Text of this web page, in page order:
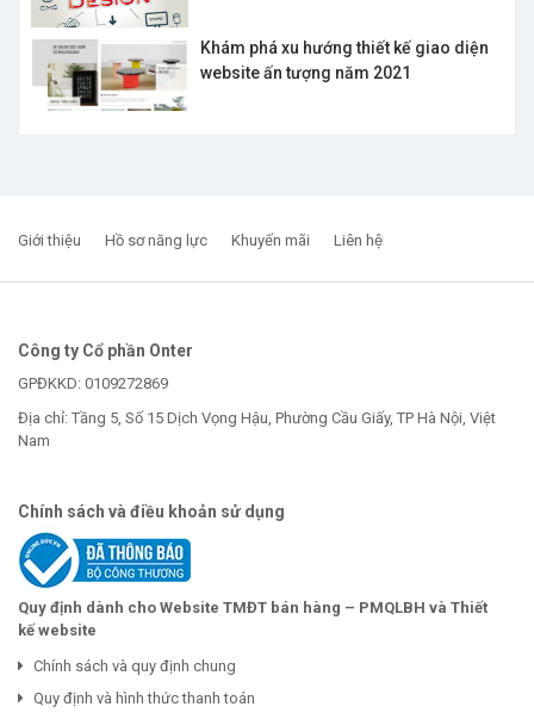
Khám phá xu hướng thiết kế giao diện
website ấn tượng năm 2021
Giới thiệu Hồ sơ năng lực Khuyến mãi Liên hệ
Công ty Cổ phần Onter
GPĐKKD: 0109272869
Địa chỉ: Tầng 5, Số 15 Dịch Vọng Hậu, Phường Cầu Giấy, TP Hà Nội, Việt
Nam
Chính sách và điều khoản sử dụng
Quy định dành cho Website TMĐT bán hàng – PMQLBH và Thiết
kế website
Chính sách và quy định chung
Quy định và hình thức thanh toán